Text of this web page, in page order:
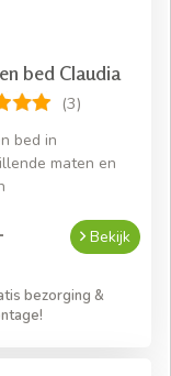
bed Claudia
(3)
bed in
maten en
Bekijk
bezorging &